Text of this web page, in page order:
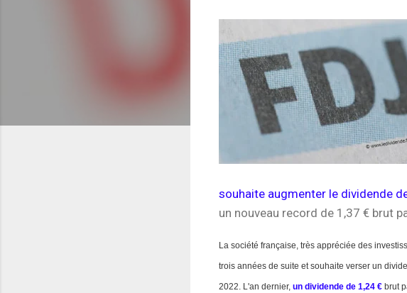
souhaite augmenter le dividende
un nouveau record de 1,37 € brut
La société française, très appréciée des
trois années de suite et souhaite verser un
2022. L'an dernier, un dividende de 1,24 € brut